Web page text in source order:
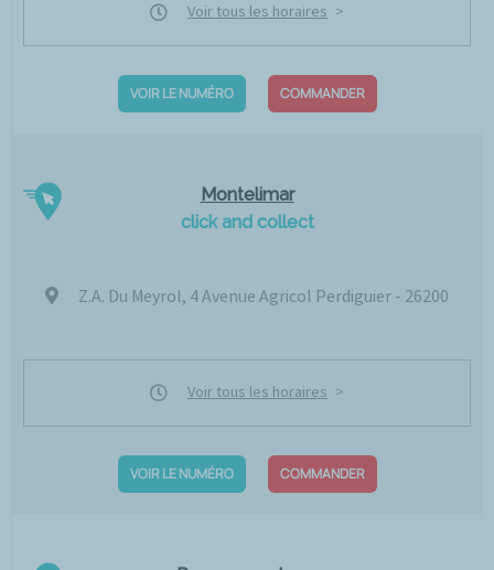
Voir tous les horaires
VOIR LE NUMÉRO COMMANDER
Montelimar
click and collect
Z.A. Du Meyrol, 4 Avenue Agricol Perdiguier - 26200
Voir tous les horaires
VOIR LE NUMÉRO COMMANDER